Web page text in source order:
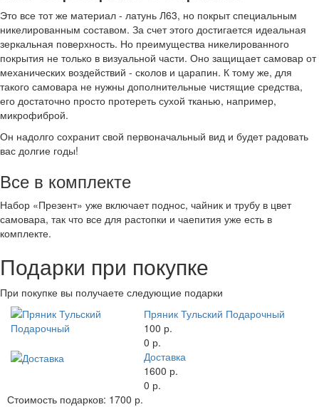
Это все тот же материал - латунь Л63, но покрыт специальным
никелированным составом. За счет этого достигается идеальная
зеркальная поверхность. Но преимущества никелированного
покрытия не только в визуальной части. Оно защищает самовар от
механических воздействий - сколов и царапин. К тому же, для
такого самовара не нужны дополнительные чистящие средства,
его достаточно просто протереть сухой тканью, например,
микрофиброй.
Он надолго сохранит свой первоначальный вид и будет радовать
вас долгие годы!
Все в комплекте
Набор «Презент» уже включает поднос, чайник и трубу в цвет
самовара, так что все для растопки и чаепития уже есть в
комплекте.
Подарки при покупке
При покупке вы получаете следующие подарки
Пряник Тульский Подарочный
100 р.
0 р.
Доставка
1600 р.
0 р.
Стоимость подарков: 1700 р.